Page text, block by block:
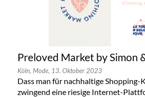
Preloved Market by Simon
Köln, Mode, 13. Oktober 2023
Dass man für nachhaltige Shopping-
zwingend eine riesige Internet-